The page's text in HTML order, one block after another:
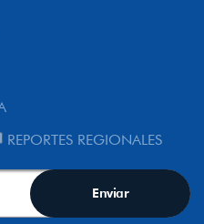
REPORTES REGIONALES